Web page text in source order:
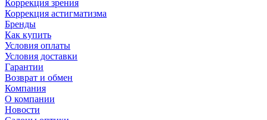
Коррекция зрения
Коррекция астигматизма
Бренды
Как купить
Условия оплаты
Условия доставки
Гарантии
Возврат и обмен
Компания
О компании
Новости